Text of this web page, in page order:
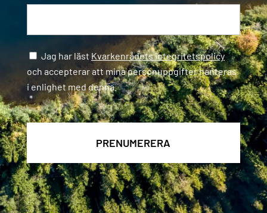
Samtycke *
Jag har läst Kvarkenrådets integritetspolicy
och accepterar att mina personuppgifter hanteras
i enlighet med denna.
*